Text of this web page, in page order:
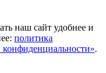
наш сайт удобнее и
политика
конфиденциальности».